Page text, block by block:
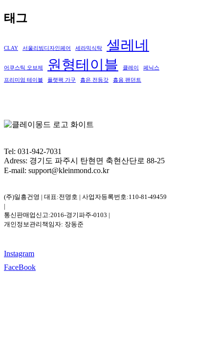
태그
CLAY 서울리빙디자인페어 세라믹식탁 셀레네
어쿠스틱 오브제 원형테이블 클레이 페닉스
프리미엄 테이블 플랫팩 가구 흡은 전등갓 흡음 팬던트
Tel: 031-942-7031
Adress: 경기도 파주시 탄현면 축현산단로 88-25
E-mail: support@kleinmond.co.kr
(주)일흥건영 | 대표:전명호 | 사업자등록번호:110-81-49459
|
통신판매업신고:2016-경기파주-0103 |
개인정보관리책임자: 장동준
Instagram
FaceBook